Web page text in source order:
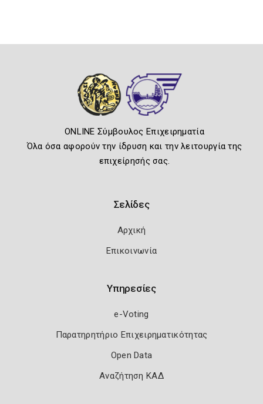
ONLINE Σύμβουλος Επιχειρηματία
Όλα όσα αφορούν την ίδρυση και την λειτουργία της
επιχείρησής σας.
Σελίδες
Αρχική
Επικοινωνία
Υπηρεσίες
e-Voting
Παρατηρητήριο Επιχειρηματικότητας
Open Data
Αναζήτηση ΚΑΔ